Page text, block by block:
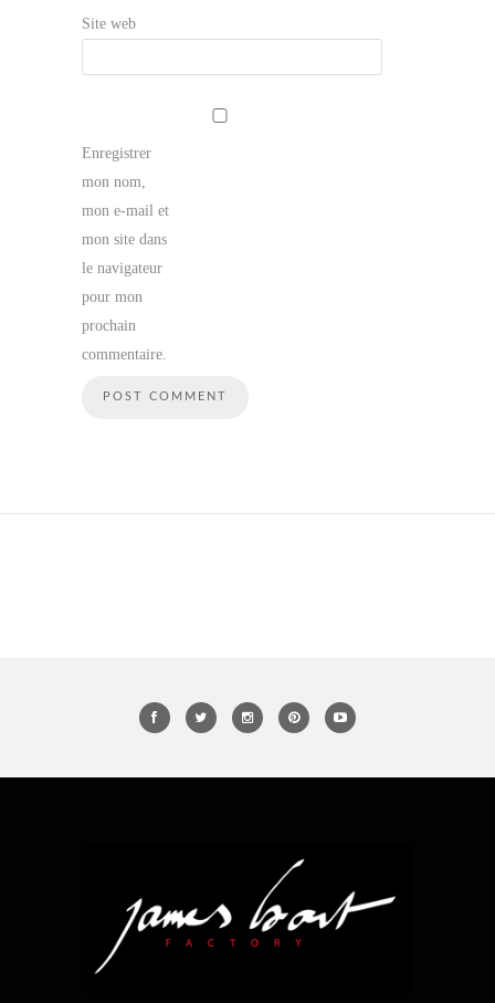
Site web
Enregistrer
mon nom,
mon e-mail et
mon site dans
le navigateur
pour mon
prochain
commentaire.